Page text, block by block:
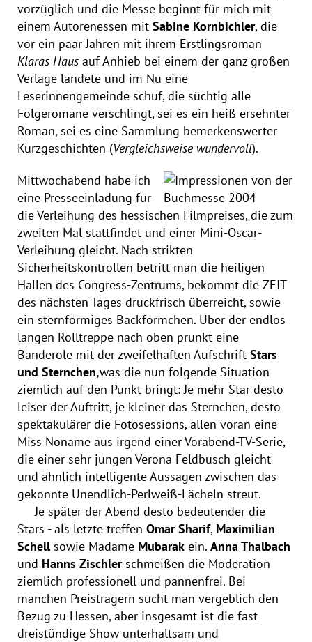
vorzüglich und die Messe beginnt für mich mit
einem Autorenessen mit Sabine Kornbichler, die
vor ein paar Jahren mit ihrem Erstlingsroman
Klaras Haus auf Anhieb bei einem der ganz großen
Verlage landete und im Nu eine
Leserinnengemeinde schuf, die süchtig alle
Folgeromane verschlingt, sei es ein heiß ersehnter
Roman, sei es eine Sammlung bemerkenswerter
Kurzgeschichten (Vergleichsweise wundervoll).
Mittwochabend habe ich
eine Presseeinladung für
die Verleihung des hessischen Filmpreises, die zum
zweiten Mal stattfindet und einer Mini-Oscar-
Verleihung gleicht. Nach strikten
Sicherheitskontrollen betritt man die heiligen
Hallen des Congress-Zentrums, bekommt die ZEIT
des nächsten Tages druckfrisch überreicht, sowie
ein sternförmiges Backförmchen. Über der endlos
langen Rolltreppe nach oben prunkt eine
Banderole mit der zweifelhaften Aufschrift Stars
und Sternchen,was die nun folgende Situation
ziemlich auf den Punkt bringt: Je mehr Star desto
leiser der Auftritt, je kleiner das Sternchen, desto
spektakulärer die Fotosessions, allen voran eine
Miss Noname aus irgend einer Vorabend-TV-Serie,
die einer sehr jungen Verona Feldbusch gleicht
und ähnlich intelligente Aussagen zwischen das
gekonnte Unendlich-Perlweiß-Lächeln streut.
Je später der Abend desto bedeutender die
Stars - als letzte treffen Omar Sharif, Maximilian
Schellsowie Madame Mubarak ein. Anna Thalbach
und Hanns Zischlerschmeißen die Moderation
ziemlich professionell und pannenfrei. Bei
manchen Preisträgern sucht man vergeblich den
Bezug zu Hessen, aber insgesamt ist die fast
dreistündige Show unterhaltsam und